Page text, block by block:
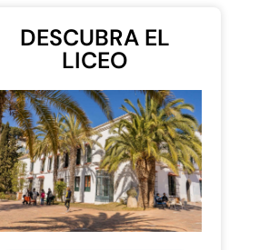
DESCUBRA EL
LICEO